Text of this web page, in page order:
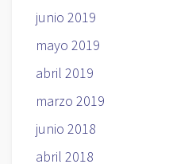
junio 2019
mayo 2019
abril 2019
marzo 2019
junio 2018
abril 2018